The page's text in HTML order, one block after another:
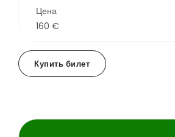
Цена
160 €
Купить билет